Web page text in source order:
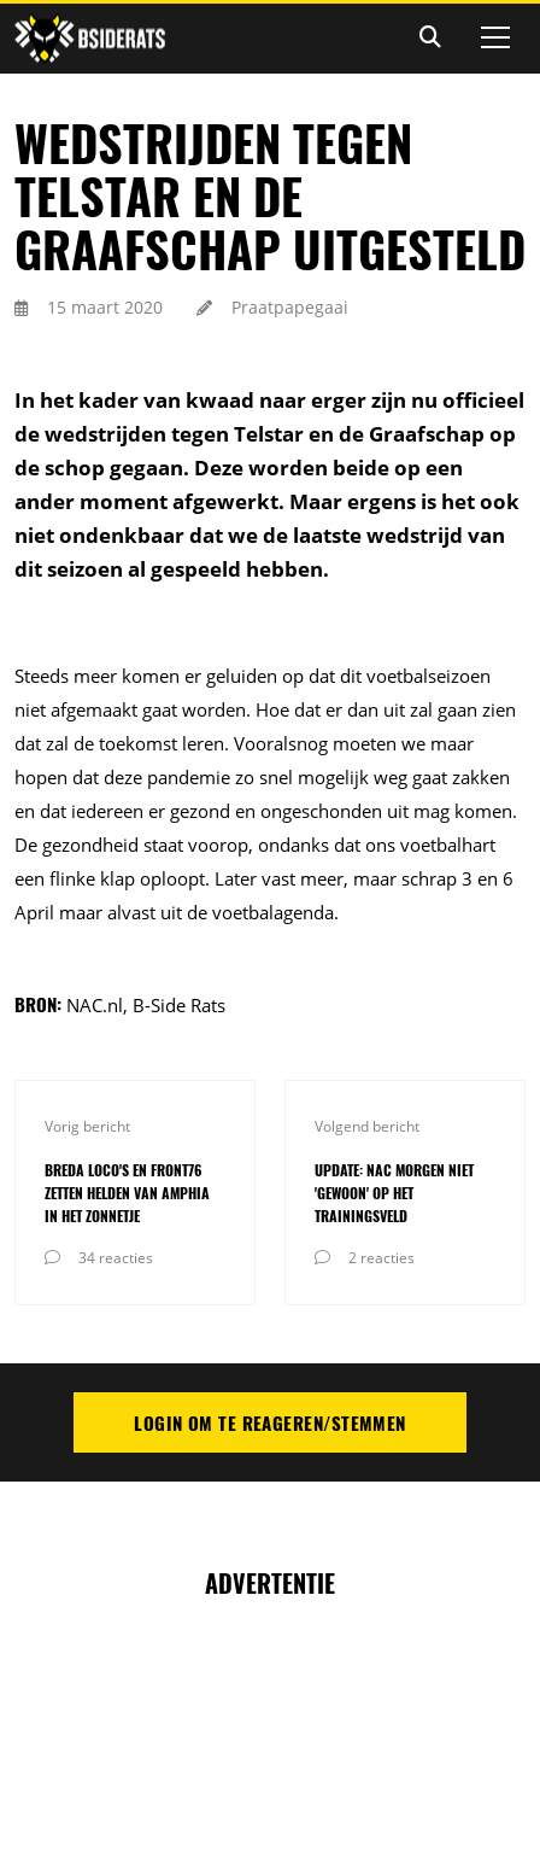
WEDSTRIJDEN TEGEN
TELSTAR EN DE
GRAAFSCHAP UITGESTELD
15 maart 2020 Praatpapegaai
In het kader van kwaad naar erger zijn nu officieel
de wedstrijden tegen Telstar en de Graafschap op
de schop gegaan. Deze worden beide op een
ander moment afgewerkt. Maar ergens is het ook
niet ondenkbaar dat we de laatste wedstrijd van
dit seizoen al gespeeld hebben.
Steeds meer komen er geluiden op dat dit voetbalseizoen
niet afgemaakt gaat worden. Hoe dat er dan uit zal gaan zien
dat zal de toekomst leren. Vooralsnog moeten we maar
hopen dat deze pandemie zo snel mogelijk weg gaat zakken
en dat iedereen er gezond en ongeschonden uit mag komen.
De gezondheid staat voorop, ondanks dat ons voetbalhart
een flinke klap oploopt. Later vast meer, maar schrap 3 en 6
April maar alvast uit de voetbalagenda.
BRON: NAC.nl, B-Side Rats
Vorig bericht
BREDA LOCO'S EN FRONT76
ZETTEN HELDEN VAN AMPHIA
IN HET ZONNETJE
34 reacties
Volgend bericht
UPDATE: NAC MORGEN NIET
'GEWOON' OP HET
TRAININGSVELD
2 reacties
PLAATS REACTIELOGIN OM TE REAGEREN/STEMMEN
ADVERTENTIE